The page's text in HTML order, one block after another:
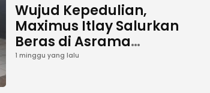
Wujud Kepedulian,
Maximus Itlay Salurkan
Beras di Asrama
Mahasiswa Putra dan
1 minggu yang lalu